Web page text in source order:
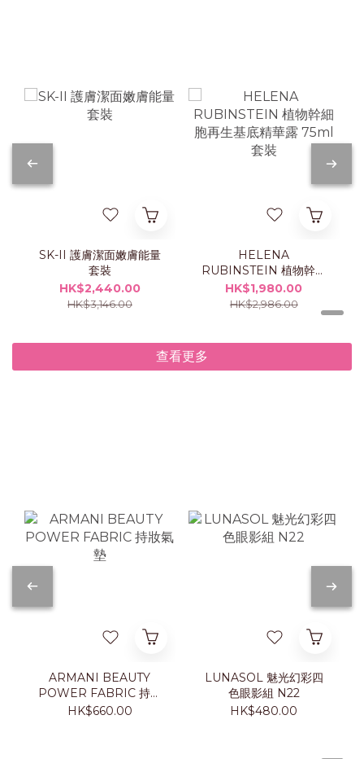
SK-II 護膚潔面嫩膚能量
套裝
HK$2,440.00
HK$3,146.00
HELENA
RUBINSTEIN 植物幹細
胞再生基底精華露 75ml
套裝
HK$1,980.00
HK$2,986.00
查看更多
ARMANI BEAUTY
POWER FABRIC 持妝
氣墊
HK$660.00
LUNASOL 魅光幻彩四
色眼影組 N22
HK$480.00